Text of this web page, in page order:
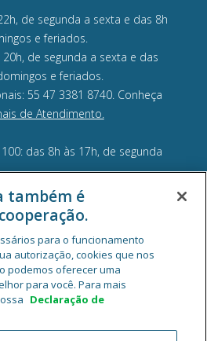
de segunda a sexta e das 8h
e feriados.
de segunda a sexta e das
e feriados.
55 47 3381 8740. Conheça
de Atendimento.
das 8h às 17h, de segunda
também é
para o funcionamento
autorização, cookies que nos
podemos oferecer uma
para você. Para mais
Declaração de